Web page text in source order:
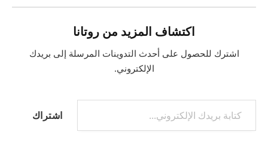
اكتشاف المزيد من روتانا
اشترك للحصول على أحدث التدوينات المرسلة إلى بريدك
الإلكتروني.
كتابة بريدك الإلكتروني...
اشتراك